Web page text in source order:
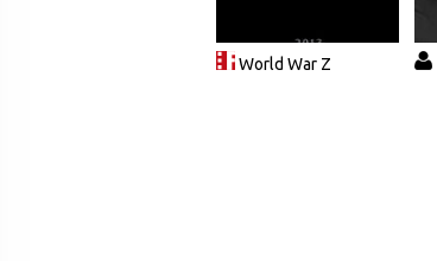
World War Z